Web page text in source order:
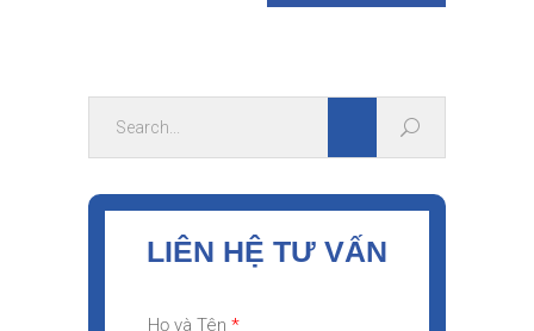
LIÊN HỆ TƯ VẤN
Họ và Tên *